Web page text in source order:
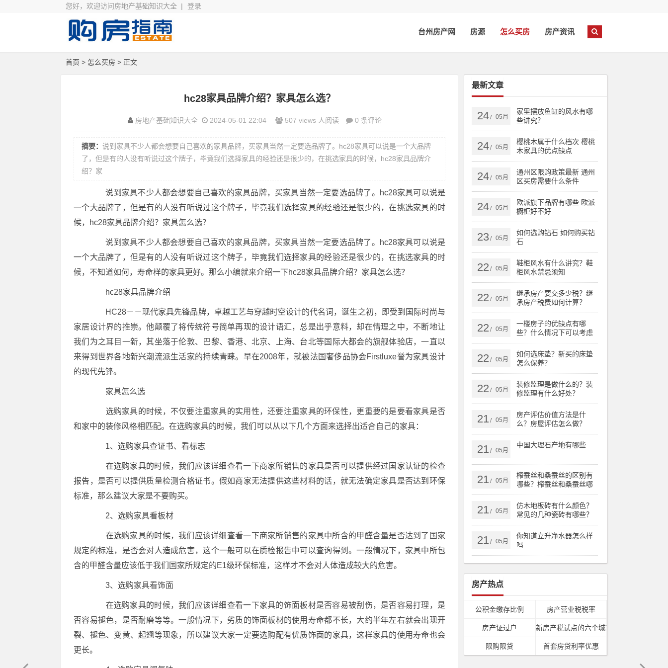
您好，欢迎访问房地产基础知识大全 | 登录
台州房产网 房源 怎么买房 房产资讯
首页 > 怎么买房 > 正文
hc28家具品牌介绍？家具怎么选？
房地产基础知识大全 2024-05-01 22:04 507 views 人阅读 0 条评论
摘要： 说到家具不少人都会想要自己喜欢的家具品牌，买家具当然一定要选品牌了。hc28家具可以说是一个大品牌
了，但是有的人没有听说过这个牌子，毕竟我们选择家具的经验还是很少的，在挑选家具的时候，hc28家具品牌介
绍？家
说到家具不少人都会想要自己喜欢的家具品牌，买家具当然一定要选品牌了。hc28家具可以说是
一个大品牌了，但是有的人没有听说过这个牌子，毕竟我们选择家具的经验还是很少的，在挑选家具的时
候，hc28家具品牌介绍？家具怎么选？
说到家具不少人都会想要自己喜欢的家具品牌，买家具当然一定要选品牌了。hc28家具可以说是
一个大品牌了，但是有的人没有听说过这个牌子，毕竟我们选择家具的经验还是很少的，在挑选家具的时
候，不知道如何，寿命样的家具更好。那么小编就来介绍一下hc28家具品牌介绍？家具怎么选？
hc28家具品牌介绍
HC28－－现代家具先锋品牌，卓越工艺与穿越时空设计的代名词，诞生之初，即受到国际时尚与
家居设计界的推崇。他颠覆了将传统符号简单再现的设计语汇，总是出乎意料，却在情理之中，不断地让
我们为之耳目一新，其坐落于伦敦、巴黎、香港、北京、上海、台北等国际大都会的旗舰体验店，一直以
来得到世界各地新兴潮流派生活家的持续青睐。早在2008年，就被法国奢侈品协会Firstluxe誉为家具设计
的现代先锋。
家具怎么选
选购家具的时候，不仅要注重家具的实用性，还要注重家具的环保性，更重要的是要看家具是否
和家中的装修风格相匹配。在选购家具的时候，我们可以从以下几个方面来选择出适合自己的家具：
1、选购家具查证书、看标志
在选购家具的时候，我们应该详细查看一下商家所销售的家具是否可以提供经过国家认证的检查
报告，是否可以提供质量检测合格证书。假如商家无法提供这些材料的话，就无法确定家具是否达到环保
标准，那么建议大家是不要购买。
2、选购家具看板材
在选购家具的时候，我们应该详细查看一下商家所销售的家具中所含的甲醛含量是否达到了国家
规定的标准，是否会对人造成危害，这个一般可以在质检报告中可以查询得到。一般情况下，家具中所包
含的甲醛含量应该低于我们国家所规定的E1级环保标准，这样才不会对人体造成较大的危害。
3、选购家具看饰面
在选购家具的时候，我们应该详细查看一下家具的饰面板材是否容易被刮伤，是否容易打理，是
否容易褪色，是否耐磨等等。一般情况下，劣质的饰面板材的使用寿命都不长，大约半年左右就会出现开
裂、褪色、变黄、起翘等现象，所以建议大家一定要选购配有优质饰面的家具，这样家具的使用寿命也会
更长。
最新文章
24/ 05月
家里摆放鱼缸的风水有哪
些讲究？
24/ 05月
樱桃木属于什么档次 樱桃
木家具的优点缺点
24/ 05月
通州区限购政策最新 通州
区买房需要什么条件
24/ 05月
欧派旗下品牌有哪些 欧派
橱柜好不好
23/ 05月
如何选购钻石 如何购买钻
石
22 / 05月
鞋柜风水有什么讲究？鞋
柜风水禁忌须知
22 / 05月
继承房产要交多少税？继
承房产税费如何计算？
22 / 05月
一楼房子的优缺点有哪
些？什么情况下可以考虑
买一楼的房子？
22 / 05月
如何选床垫？新买的床垫
怎么保养？
22 / 05月
装修监理是做什么的？装
修监理有什么好处？
21 / 05月
房产评估价值方法是什
么？房屋评估怎么做？
21 / 05月
中国大理石产地有哪些
21 / 05月
榨蚕丝和桑蚕丝的区别有
哪些？榨蚕丝和桑蚕丝哪
个好
21 / 05月
仿木地板砖有什么颜色？
常见的几种瓷砖有哪些？
21 / 05月
你知道立升净水器怎么样
吗
房产热点
公积金缴存比例 房产营业税税率
房产证过户 新房产税试点的六个城市
限购限贷 首套房贷利率优惠